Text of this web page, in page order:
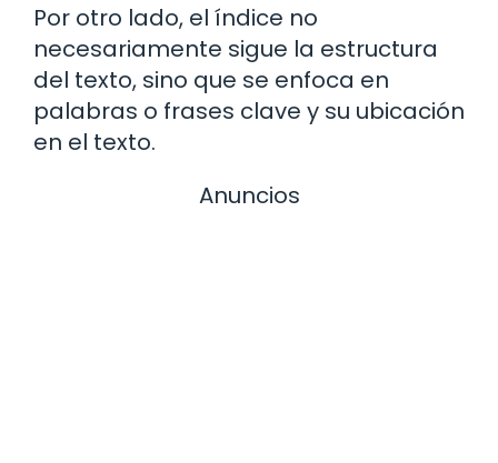
Por otro lado, el índice no
necesariamente sigue la estructura
del texto, sino que se enfoca en
palabras o frases clave y su ubicación
en el texto.
Anuncios